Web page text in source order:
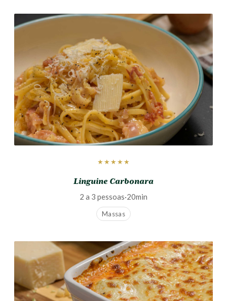
★★★★★
Linguine Carbonara
2 a 3 pessoas·20min
Massas